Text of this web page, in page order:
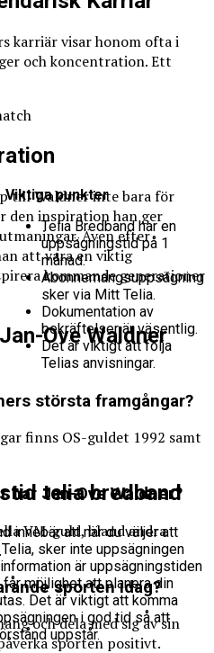
karriär visar honom ofta i
och koncentration. Ett
till Waldner inte bara för
den inspiration han ger
Även efter
att vara en viktig
kommande generationer
Ove Waldner
största framgångar?
finns OS-guldet 1992 samt
har Jan-Ove Waldner?
VM-guld, bland andra
sporten idag?
och dela med sig av sin
sporten positivt.
Viktiga punkter
Telia Bredband har en
uppsägningstid på 1
månad.
Abonnemangsuppsägning
sker via Mitt Telia.
Dokumentation av
bekräftelser är väsentlig.
Det är viktigt att följa
Telias anvisningar.
telia bredband
innebär att när du väljer att
sker inte uppsägningen
är uppsägningstiden
möjlighet att planera din
Det är viktigt att komma
i god tid så att
uppstår.